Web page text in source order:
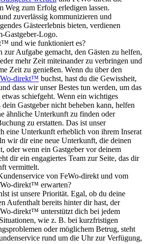
Weg zum Erfolg erledigen lassen.
zuverlässig kommunizieren und
Gästeerlebnis bieten, verdienen
Gastgeber-Logo.
und wie funktioniert es?
zur Aufgabe gemacht, den Gästen zu helfen,
mehr Zeit miteinander zu verbringen und
Zeit zu genießen. Wenn du über den
direkt™ buchst, hast du die Gewissheit,
dass wir unser Bestes tun werden, um das
schiefgeht. Wenn ein wichtiges
Gastgeber nicht beheben kann, helfen
ähnliche Unterkunft zu finden oder
zu erstatten. Das ist unser
eine Unterkunft erheblich von ihrem Inserat
wir dir eine neue Unterkunft, die deinen
oder wenn ein Gastgeber vor deinem
dir ein engagiertes Team zur Seite, das dir
vermittelt.
von FeWo-direkt und vom
direkt™ erwarten?
ist unsere Priorität. Egal, ob du deine
Aufenthalt bereits hinter dir hast, der
direkt™ unterstützt dich bei jedem
wie z. B. bei kurzfristigen
oder möglichem Betrug, steht
rund um die Uhr zur Verfügung,